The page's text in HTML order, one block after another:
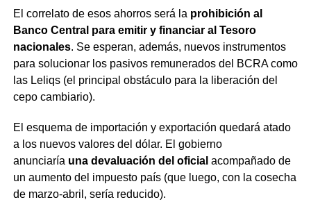
El correlato de esos ahorros será la prohibición al
Banco Central para emitir y financiar al Tesoro
nacionales. Se esperan, además, nuevos instrumentos
para solucionar los pasivos remunerados del BCRA como
las Leliqs (el principal obstáculo para la liberación del
cepo cambiario).
El esquema de importación y exportación quedará atado
a los nuevos valores del dólar. El gobierno
anunciaría una devaluación del oficial acompañado de
un aumento del impuesto país (que luego, con la cosecha
de marzo-abril, sería reducido).